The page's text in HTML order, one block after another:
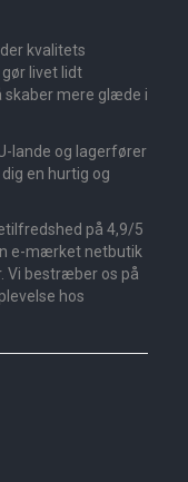
kvalitets
livet lidt
skaber mere glæde i
lande og lagerfører
en hurtig og
på 4,9/5
e-mærket netbutik
Vi bestræber os på
hos